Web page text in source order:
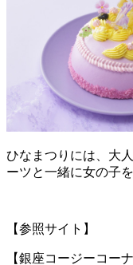
ひなまつりには、大
ーツと一緒に女の子
【参照サイト】
【銀座コージーコー